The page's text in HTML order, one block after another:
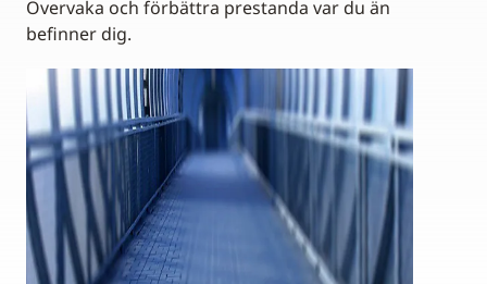
Övervaka och förbättra prestanda var du än
befinner dig.